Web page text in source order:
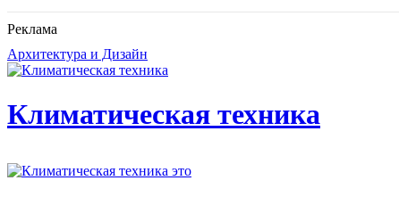
Реклама
Архитектура и Дизайн
Климатическая техника